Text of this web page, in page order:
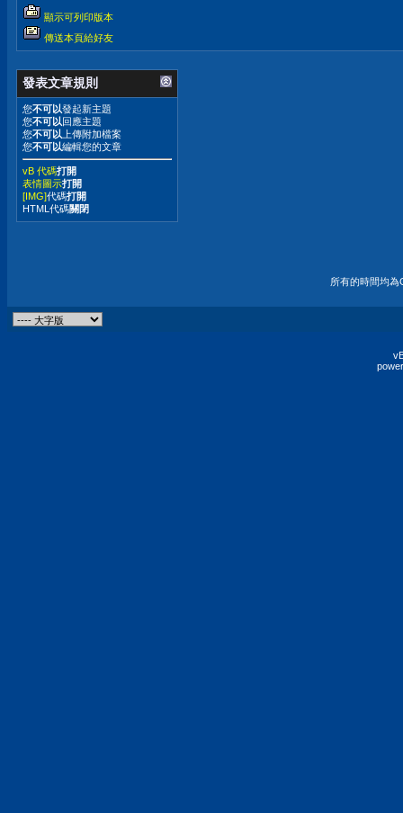
顯示可列印版本
傳送本頁給好友
發表文章規則
您不可以發起新主題
您不可以回應主題
您不可以 上傳附加檔案
您不可以編輯您的文章
vB 代碼打開
表情圖示打開
[IMG]代碼打開
HTML代碼關閉
所有的時間均為